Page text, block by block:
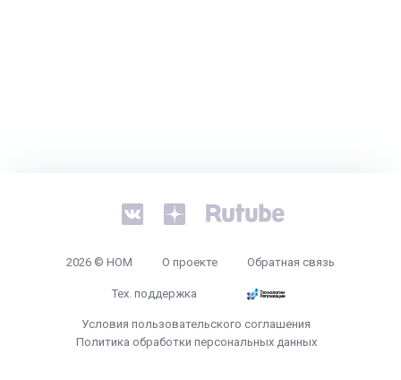
2026 © НОМ О проекте Обратная связь
Тех. поддержка
Условия пользовательского соглашения
Политика обработки персональных данных